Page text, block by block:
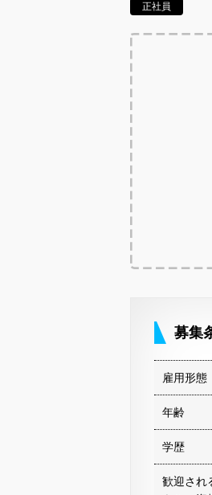
正社員
募集
雇用形態
年齢
学歴
歓迎され